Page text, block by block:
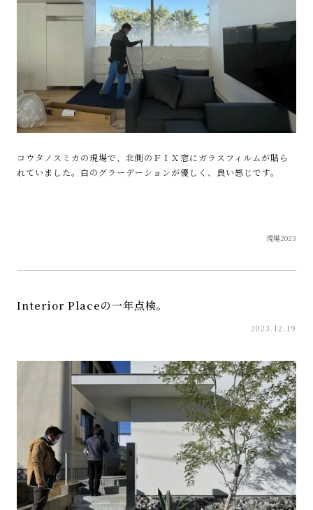
コウタノスミカの現場で、北側のＦＩＸ窓にガラスフィルムが貼ら
れていました。白のグラーデーションが優しく、良い感じです。
現場2023
Interior Placeの一年点検。
2023.12.19